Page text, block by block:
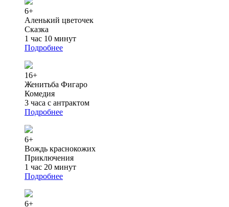
6+
Аленький цветочек
Сказка
1 час 10 минут
Подробнее
16+
Женитьба Фигаро
Комедия
3 часа с антрактом
Подробнее
6+
Вождь краснокожих
Приключения
1 час 20 минут
Подробнее
6+